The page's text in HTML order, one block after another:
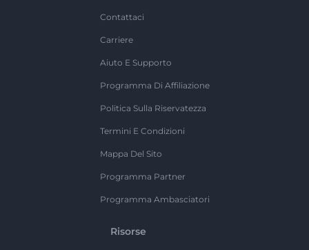
Contattaci
Carriere
Aiuto E Supporto
Programma Di Affiliazione
Politica Sulla Riservatezza
Termini E Condizioni
Mappa Del Sito
Programma Partner
Programma Ambasciatori
Risorse